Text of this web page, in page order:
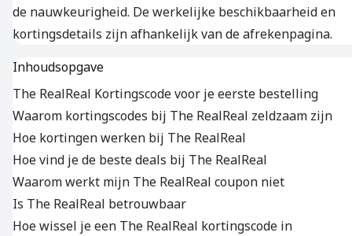
de nauwkeurigheid. De werkelijke beschikbaarheid en
kortingsdetails zijn afhankelijk van de afrekenpagina.
Inhoudsopgave
The RealReal Kortingscode voor je eerste bestelling
Waarom kortingscodes bij The RealReal zeldzaam zijn
Hoe kortingen werken bij The RealReal
Hoe vind je de beste deals bij The RealReal
Waarom werkt mijn The RealReal coupon niet
Is The RealReal betrouwbaar
Hoe wissel je een The RealReal kortingscode in